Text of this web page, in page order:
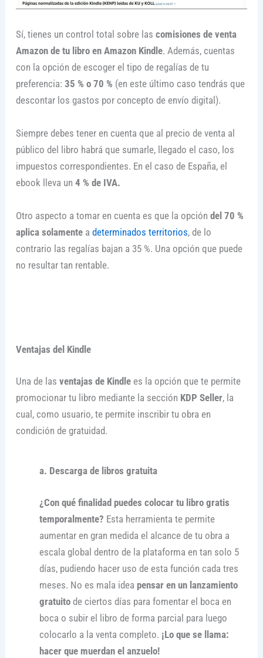
Sí, tienes un control total sobre las comisiones de venta
Amazon de tu libro en Amazon Kindle. Además, cuentas
con la opción de escoger el tipo de regalías de tu
preferencia: 35 % o 70 % (en este último caso tendrás que
descontar los gastos por concepto de envío digital).
Siempre debes tener en cuenta que al precio de venta al
público del libro habrá que sumarle, llegado el caso, los
impuestos correspondientes. En el caso de España, el
ebook lleva un 4 % de IVA.
Otro aspecto a tomar en cuenta es que la opción del 70 %
aplica solamentea determinados territorios, de lo
contrario las regalías bajan a 35 %. Una opción que puede
no resultar tan rentable.
Ventajas del Kindle
Una de las ventajas de Kindlees la opción que te permite
promocionar tu libro mediante la sección KDP Seller, la
cual, como usuario, te permite inscribir tu obra en
condición de gratuidad.
a. Descarga de libros gratuita
¿Con qué finalidad puedes colocar tu libro gratis
temporalmente? Esta herramienta te permite
aumentar en gran medida el alcance de tu obra a
escala global dentro de la plataforma en tan solo 5
días, pudiendo hacer uso de esta función cada tres
meses. No es mala idea pensar en un lanzamiento
gratuitode ciertos días para fomentar el boca en
boca o subir el libro de forma parcial para luego
colocarlo a la venta completo. ¡Lo que se llama:
hacer que muerdan el anzuelo!